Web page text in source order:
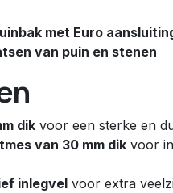
met Euro
van puin en stenen
dik voor een sterke en
van 30 mm dik voor
inlegvel voor extra